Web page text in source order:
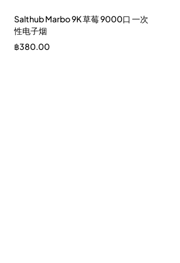
Salthub Marbo 9K 草莓 9000口 一次
性电子烟
฿380.00